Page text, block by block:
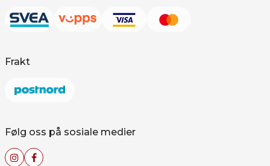
Frakt
Følg oss på sosiale medier